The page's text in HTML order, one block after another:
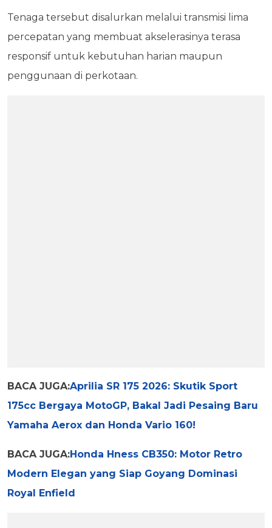
Tenaga tersebut disalurkan melalui transmisi lima
percepatan yang membuat akselerasinya terasa
responsif untuk kebutuhan harian maupun
penggunaan di perkotaan.
BACA JUGA:Aprilia SR 175 2026: Skutik Sport
175cc Bergaya MotoGP, Bakal Jadi Pesaing Baru
Yamaha Aerox dan Honda Vario 160!
BACA JUGA:Honda Hness CB350: Motor Retro
Modern Elegan yang Siap Goyang Dominasi
Royal Enfield